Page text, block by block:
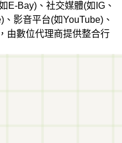
E-Bay)、社交媒體(如IG、
影音平台(如YouTube)、
由數位代理商提供整合行